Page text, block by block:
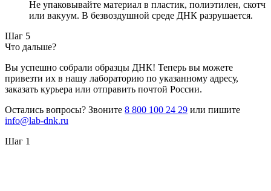
Не упаковывайте материал в пластик, полиэтилен, скотч
или вакуум. В безвоздушной среде ДНК разрушается.
Шаг 5
Что дальше?
Вы успешно собрали образцы ДНК! Теперь вы можете
привезти их в нашу лабораторию по указанному адресу,
заказать курьера или отправить почтой России.
Остались вопросы? Звоните 8 800 100 24 29 или пишите
info@lab-dnk.ru
Шаг 1